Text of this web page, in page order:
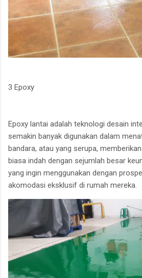
3 Epoxy
Epoxy lantai adalah teknologi desain
semakin banyak digunakan dalam
bandara, atau yang serupa,
biasa indah dengan sejumlah besar
yang ingin menggunakan dengan
akomodasi eksklusif di rumah mereka.